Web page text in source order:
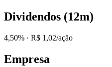
Dividendos (12m)
4,50% · R$ 1,02/ação
Empresa